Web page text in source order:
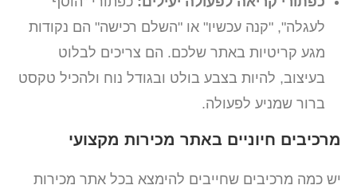
לעגלה", "קנה עכשיו" או "השלם רכישה" הם נקודות
מגע קריטיות באתר שלכם. הם צריכים לבלוט
בעיצוב, להיות בצבע בולט ובגודל נוח ולהכיל טקסט
ברור שמניע לפעולה.
מרכיבים חיוניים באתר מכירות מקצועי
יש כמה מרכיבים שחייבים להימצא בכל אתר מכירות